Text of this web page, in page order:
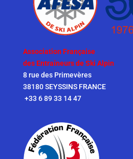
Association Française
des Entraîneurs de Ski Alpin
8 rue des Primevères
38180 SEYSSINS FRANCE
+33 6 89 33 14 47